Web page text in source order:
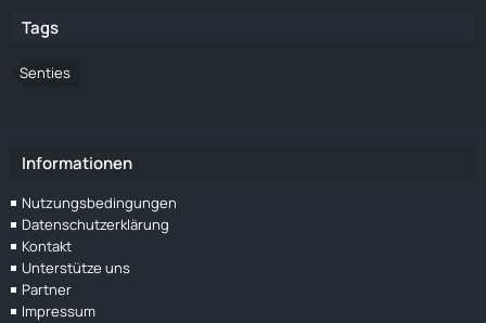
Tags
Senties
Informationen
Nutzungsbedingungen
Datenschutzerklärung
Kontakt
Unterstütze uns
Partner
Impressum